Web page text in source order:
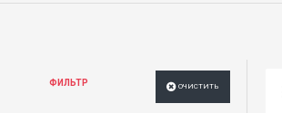
ФИЛЬТР ОЧИСТИТЬ